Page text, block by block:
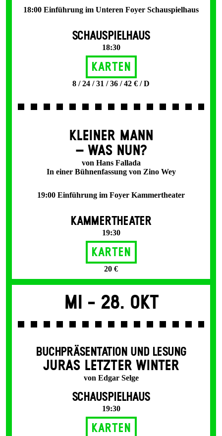
18:00 Einführung im Unteren Foyer Schauspielhaus
SCHAUSPIELHAUS
18:30
Karten
8 / 24 / 31 / 36 / 42 € / D
KLEINER MANN
– WAS NUN?
von Hans Fallada
In einer Bühnenfassung von Zino Wey
19:00 Einführung im Foyer Kammertheater
KAMMERTHEATER
19:30
Karten
20 €
Mi - 28. Okt
BUCHPRÄSENTATION UND LESUNG
JURAS LETZTER WINTER
von Edgar Selge
SCHAUSPIELHAUS
19:30
Karten